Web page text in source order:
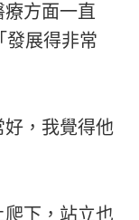
方面一直
發展得非常
，我覺得他
爬下，站立也